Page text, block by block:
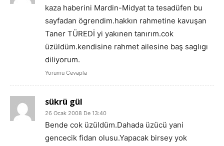
kaza haberini Mardin-Midyat ta tesadüfen bu
sayfadan ögrendim.hakkın rahmetine kavuşan
Taner TÜREDİ yi yakınen tanırım.cok
üzüldüm.kendisine rahmet ailesine baş saglıgı
diliyorum.
Yorumu Cevapla
sükrü gül
26 Ocak 2008 De 13:40
Bende cok üzüldüm.Dahada üzücü yani
gencecik fidan olusu.Yapacak birsey yok